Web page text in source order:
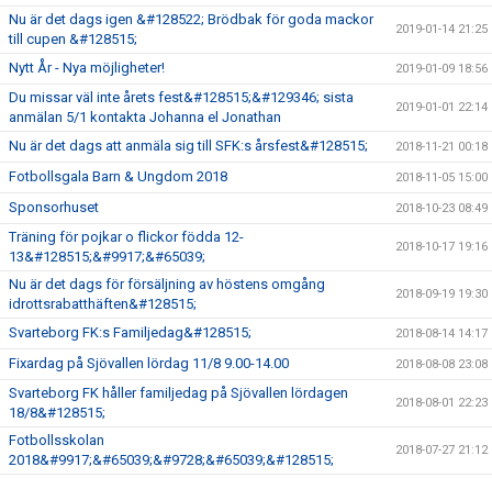
Nu är det dags igen &#128522; Brödbak för goda mackor
till cupen &#128515;
2019-01-14 21:25
Nytt År - Nya möjligheter! 2019-01-09 18:56
Du missar väl inte årets fest&#128515;&#129346; sista
anmälan 5/1 kontakta Johanna el Jonathan
2019-01-01 22:14
Nu är det dags att anmäla sig till SFK:s årsfest&#128515; 2018-11-21 00:18
Fotbollsgala Barn & Ungdom 2018 2018-11-05 15:00
Sponsorhuset 2018-10-23 08:49
Träning för pojkar o flickor födda 12-
13&#128515;&#9917;&#65039;
2018-10-17 19:16
Nu är det dags för försäljning av höstens omgång
idrottsrabatthäften&#128515;
2018-09-19 19:30
Svarteborg FK:s Familjedag&#128515; 2018-08-14 14:17
Fixardag på Sjövallen lördag 11/8 9.00-14.00 2018-08-08 23:08
Svarteborg FK håller familjedag på Sjövallen lördagen
18/8&#128515;
2018-08-01 22:23
Fotbollsskolan
2018&#9917;&#65039;&#9728;&#65039;&#128515;
2018-07-27 21:12